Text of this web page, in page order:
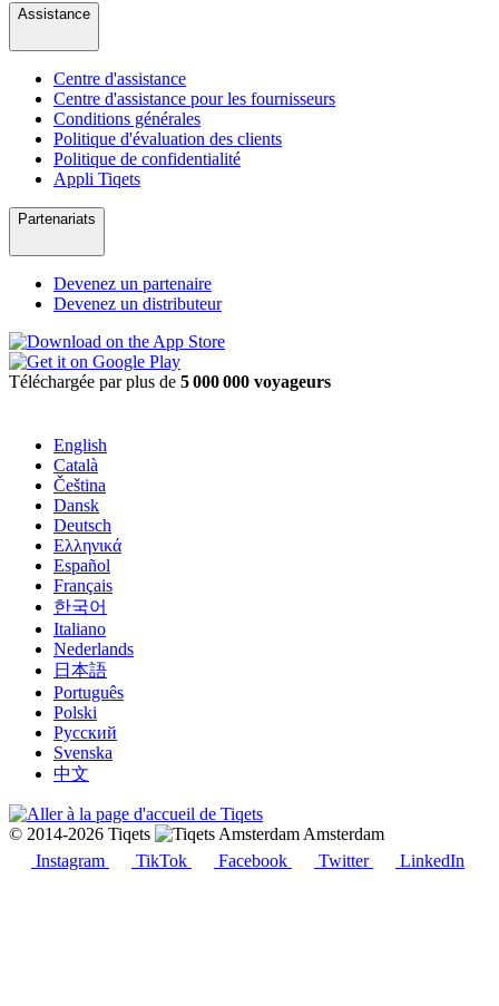
Assistance
Centre d'assistance
Centre d'assistance pour les fournisseurs
Conditions générales
Politique d'évaluation des clients
Politique de confidentialité
Appli Tiqets
Partenariats
Devenez un partenaire
Devenez un distributeur
Téléchargée par plus de 5 000 000 voyageurs
English
Català
Čeština
Dansk
Deutsch
Ελληνικά
Español
Français
한국어
Italiano
Nederlands
日本語
Português
Polski
Русский
Svenska
中文
© 2014-2026 Tiqets
Amsterdam
Instagram
TikTok Facebook Twitter LinkedIn